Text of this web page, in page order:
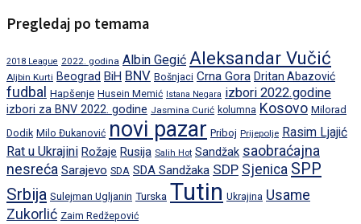
Pregledaj po temama
2018 League 2022. godina Albin Gegić Aleksandar Vučić
Aljbin Kurti Beograd BiH BNV Bošnjaci Crna Gora Dritan Abazović
fudbal Hapšenje Husein Memić Istana Negara izbori 2022.godine
izbori za BNV 2022. godine Jasmina Curić kolumna Kosovo Milorad
Dodik Milo Đukanović novi pazar Priboj Prijepolje Rasim Ljajić
Rat u Ukrajini Rožaje Rusija Salih Hot Sandžak saobraćajna
nesreća Sarajevo SDA SDA Sandžaka SDP Sjenica SPP
Srbija Sulejman Ugljanin Turska Tutin Ukrajina Usame
Zukorlić Zaim Redžepović